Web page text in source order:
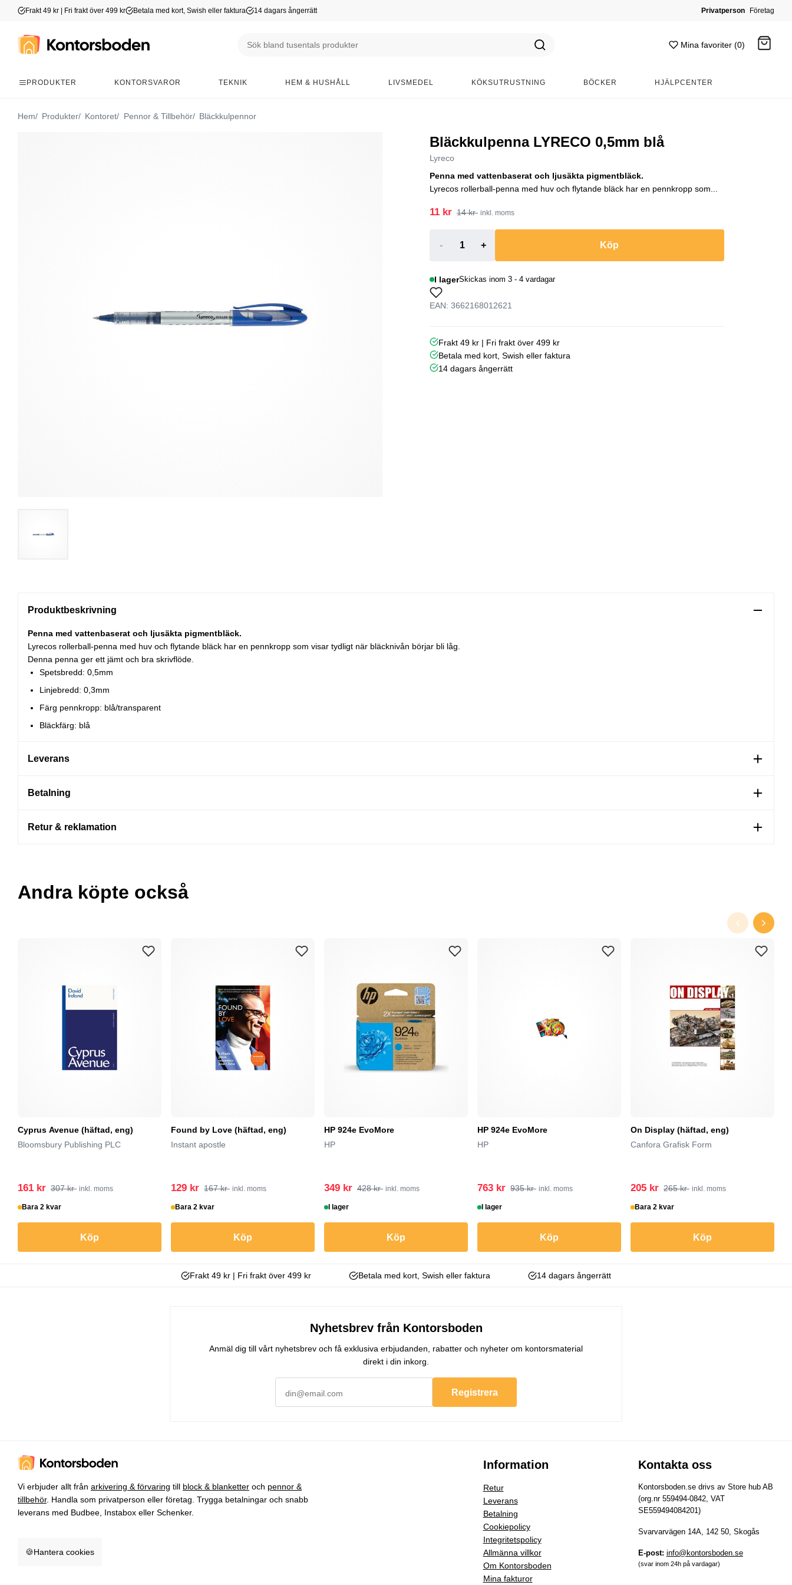
Frakt 49 kr | Fri frakt över 499 kr Betala med kort, Swish eller faktura 14 dagars ångerrätt Privatperson Företag
Mina favoriter (0)
PRODUKTER KONTORSVAROR TEKNIK HEM & HUSHÅLL LIVSMEDEL KÖKSUTRUSTNING BÖCKER HJÄLPCENTER
Hem Produkter Kontoret Pennor & Tillbehör Bläckkulpennor
Bläckkulpenna LYRECO 0,5mm blå
Lyreco
Penna med vattenbaserat och ljusäkta pigmentbläck.
Lyrecos rollerball-penna med huv och flytande bläck har en pennkropp som...
11 kr 14 kr inkl. moms
- + Köp
I lagerSkickas inom 3 - 4 vardagar
EAN: 3662168012621
Frakt 49 kr | Fri frakt över 499 kr
Betala med kort, Swish eller faktura
14 dagars ångerrätt
Produktbeskrivning
Penna med vattenbaserat och ljusäkta pigmentbläck.
Lyrecos rollerball-penna med huv och flytande bläck har en pennkropp som visar tydligt när bläcknivån börjar bli låg.
Denna penna ger ett jämt och bra skrivflöde.
Spetsbredd: 0,5mm
Linjebredd: 0,3mm
Färg pennkropp: blå/transparent
Bläckfärg: blå
Leverans
Betalning
Retur & reklamation
Andra köpte också
Cyprus Avenue (häftad, eng)
Bloomsbury Publishing PLC
161 kr 307 kr inkl. moms
Bara 2 kvar
Köp
Found by Love (häftad, eng)
Instant apostle
129 kr 167 kr inkl. moms
Bara 2 kvar
Köp
HP 924e EvoMore
HP
349 kr 428 kr inkl. moms
I lager
Köp
HP 924e EvoMore
HP
763 kr 935 kr inkl. moms
I lager
Köp
On Display (häftad, eng)
Canfora Grafisk Form
205 kr 265 kr inkl. moms
Bara 2 kvar
Köp
Frakt 49 kr | Fri frakt över 499 kr Betala med kort, Swish eller faktura 14 dagars ångerrätt
Nyhetsbrev från Kontorsboden
Anmäl dig till vårt nyhetsbrev och få exklusiva erbjudanden, rabatter och nyheter om kontorsmaterial
direkt i din inkorg.
Registrera
Vi erbjuder allt från arkivering & förvaring till block & blanketter och pennor &
tillbehör. Handla som privatperson eller företag. Trygga betalningar och snabb
leverans med Budbee, Instabox eller Schenker.
🍪Hantera cookies
Information
Retur
Leverans
Betalning
Cookiepolicy
Integritetspolicy
Allmänna villkor
Om Kontorsboden
Mina fakturor
Kontakta oss
Kontorsboden.se drivs av Store hub AB
(org.nr 559494-0842, VAT
SE559494084201)
Svarvarvägen 14A, 142 50, Skogås
E-post: info@kontorsboden.se
(svar inom 24h på vardagar)